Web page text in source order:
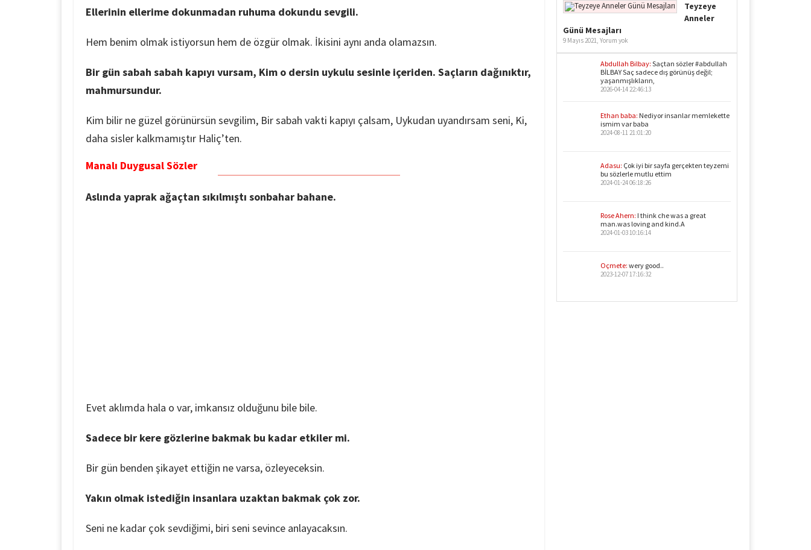
Ellerinin ellerime dokunmadan ruhuma dokundu sevgili.
Hem benim olmak istiyorsun hem de özgür olmak. İkisini aynı anda olamazsın.
Bir gün sabah sabah kapıyı vursam, Kim o dersin uykulu sesinle içeriden. Saçların dağınıktır,
mahmursundur.
Kim bilir ne güzel görünürsün sevgilim, Bir sabah vakti kapıyı çalsam, Uykudan uyandırsam seni, Ki,
daha sisler kalkmamıştır Haliç’ten.
Manalı Duygusal Sözler
Aslında yaprak ağaçtan sıkılmıştı sonbahar bahane.
Evet aklımda hala o var, imkansız olduğunu bile bile.
Sadece bir kere gözlerine bakmak bu kadar etkiler mi.
Bir gün benden şikayet ettiğin ne varsa, özleyeceksin.
Yakın olmak istediğin insanlara uzaktan bakmak çok zor.
Seni ne kadar çok sevdiğimi, biri seni sevince anlayacaksın.
Teyzeye
Anneler
Günü Mesajları
9 Mayıs 2021, Yorum yok
Abdullah Bilbay: Saçtan sözler #abdullah
BİLBAY Saç sadece dış görünüş değil;
yaşanmışlıkların,
2026-04-14 22:46:13
Ethan baba: Nediyor insanlar memlekette
ismim var baba
2024-08-11 21:01:20
Adasu: Çok iyi bir sayfa gerçekten teyzemi
bu sözlerle mutlu ettim
2024-01-24 06:18:26
Rose Ahern: I think che was a great
man.was loving and kind.A
2024-01-03 10:16:14
Oçmete: wery good..
2023-12-07 17:16:32